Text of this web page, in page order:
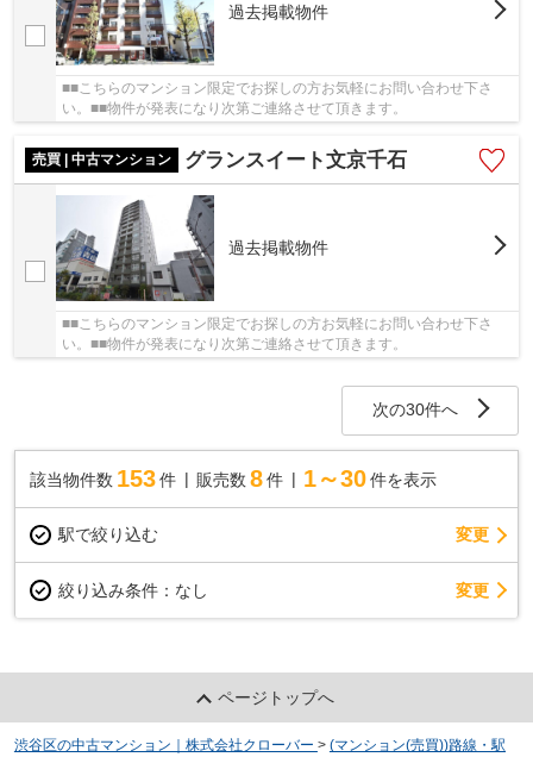
過去掲載物件
■■こちらのマンション限定でお探しの方お気軽にお問い合わせ下さ
い。■■物件が発表になり次第ご連絡させて頂きます。
売買 | 中古マンション グランスイート文京千石
過去掲載物件
■■こちらのマンション限定でお探しの方お気軽にお問い合わせ下さ
い。■■物件が発表になり次第ご連絡させて頂きます。
次の30件へ
該当物件数 153件 販売数 8 件 1～30 件を表示
駅で絞り込む 変更
絞り込み条件： なし 変更
ページトップへ
渋谷区の中古マンション｜株式会社クローバー > (マンション(売買))路線・駅